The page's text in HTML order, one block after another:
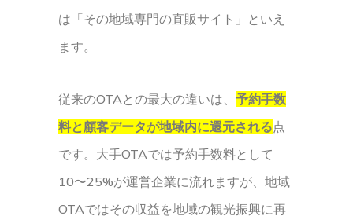
は「その地域専門の直販サイト」といえ
ます。
従来のOTAとの最大の違いは、 予約手数
料と顧客データが地域内に還元される点
です。大手OTAでは予約手数料として
10〜25%が運営企業に流れますが、地域
OTAではその収益を地域の観光振興に再